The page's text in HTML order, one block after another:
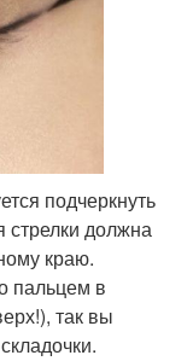
подчеркнуть
стрелки должна
краю.
пальцем в
так вы